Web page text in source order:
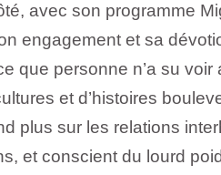
avec son programme
engagement et sa
que personne n’a su
et d’histoires
plus sur les relations
et conscient du lourd